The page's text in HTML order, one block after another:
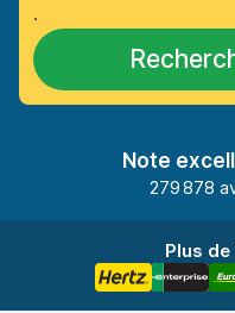
.
Note
279 878
Plus